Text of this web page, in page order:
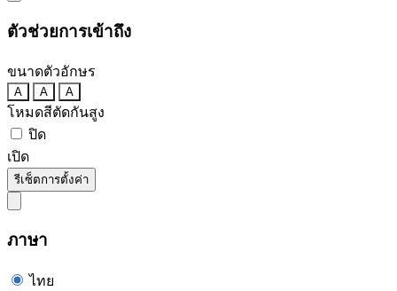
ตัวช่วยการเข้าถึง
ขนาดตัวอักษร
A A A
โหมดสีตัดกันสูง
ปิด
เปิด
รีเซ็ตการตั้งค่า
ภาษา
ไทย